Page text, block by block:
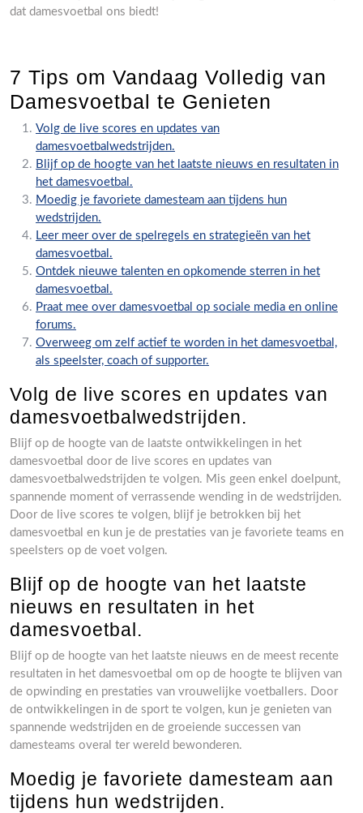
dat damesvoetbal ons biedt!
7 Tips om Vandaag Volledig van
Damesvoetbal te Genieten
Volg de live scores en updates van
damesvoetbalwedstrijden.
Blijf op de hoogte van het laatste nieuws en resultaten in
het damesvoetbal.
Moedig je favoriete damesteam aan tijdens hun
wedstrijden.
Leer meer over de spelregels en strategieën van het
damesvoetbal.
Ontdek nieuwe talenten en opkomende sterren in het
damesvoetbal.
Praat mee over damesvoetbal op sociale media en online
forums.
Overweeg om zelf actief te worden in het damesvoetbal,
als speelster, coach of supporter.
Volg de live scores en updates van
damesvoetbalwedstrijden.
Blijf op de hoogte van de laatste ontwikkelingen in het
damesvoetbal door de live scores en updates van
damesvoetbalwedstrijden te volgen. Mis geen enkel doelpunt,
spannende moment of verrassende wending in de wedstrijden.
Door de live scores te volgen, blijf je betrokken bij het
damesvoetbal en kun je de prestaties van je favoriete teams en
speelsters op de voet volgen.
Blijf op de hoogte van het laatste
nieuws en resultaten in het
damesvoetbal.
Blijf op de hoogte van het laatste nieuws en de meest recente
resultaten in het damesvoetbal om op de hoogte te blijven van
de opwinding en prestaties van vrouwelijke voetballers. Door
de ontwikkelingen in de sport te volgen, kun je genieten van
spannende wedstrijden en de groeiende successen van
damesteams overal ter wereld bewonderen.
Moedig je favoriete damesteam aan
tijdens hun wedstrijden.